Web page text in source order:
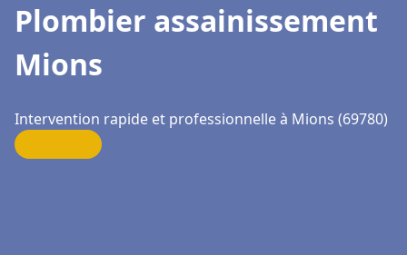
Plombier assainissement
Mions
Intervention rapide et professionnelle à Mions (69780)